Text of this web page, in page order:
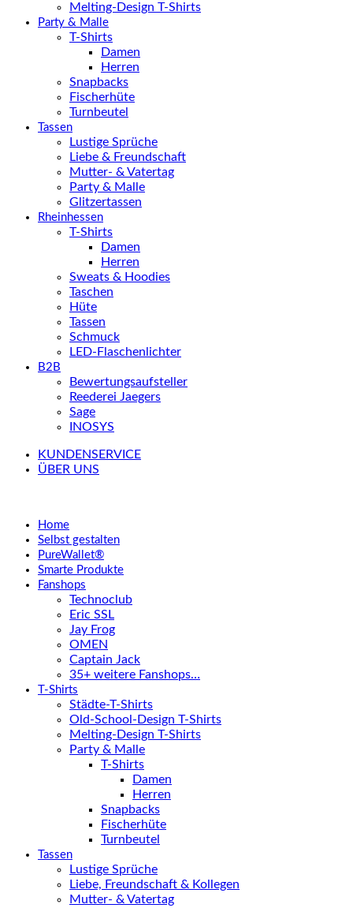
Melting-Design T-Shirts
Party & Malle
T-Shirts
Damen
Herren
Snapbacks
Fischerhüte
Turnbeutel
Tassen
Lustige Sprüche
Liebe & Freundschaft
Mutter- & Vatertag
Party & Malle
Glitzertassen
Rheinhessen
T-Shirts
Damen
Herren
Sweats & Hoodies
Taschen
Hüte
Tassen
Schmuck
LED-Flaschenlichter
B2B
Bewertungsaufsteller
Reederei Jaegers
Sage
INOSYS
KUNDENSERVICE
ÜBER UNS
Home
Selbst gestalten
PureWallet®
Smarte Produkte
Fanshops
Technoclub
Eric SSL
Jay Frog
OMEN
Captain Jack
35+ weitere Fanshops…
T-Shirts
Städte-T-Shirts
Old-School-Design T-Shirts
Melting-Design T-Shirts
Party & Malle
T-Shirts
Damen
Herren
Snapbacks
Fischerhüte
Turnbeutel
Tassen
Lustige Sprüche
Liebe, Freundschaft & Kollegen
Mutter- & Vatertag